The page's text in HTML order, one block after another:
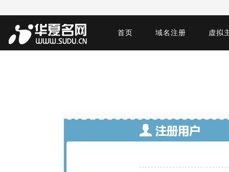
首页 域名注册 虚拟